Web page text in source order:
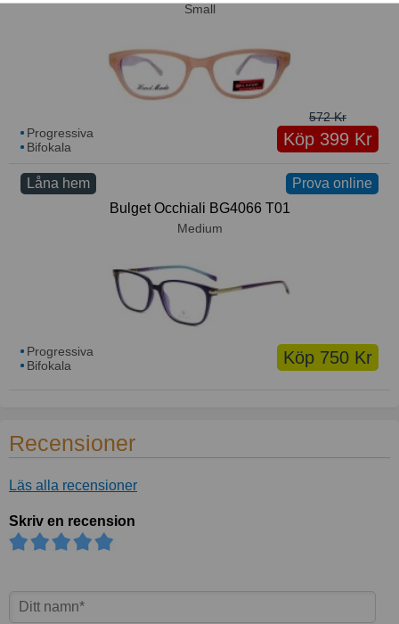
Small
Köp 399 Kr
572 Kr
Progressiva
Bifokala
Prova online
Låna hem
Bulget Occhiali BG4066 T01
Medium
Köp 750 Kr
Progressiva
Bifokala
Recensioner
Läs alla recensioner
Skriv en recension